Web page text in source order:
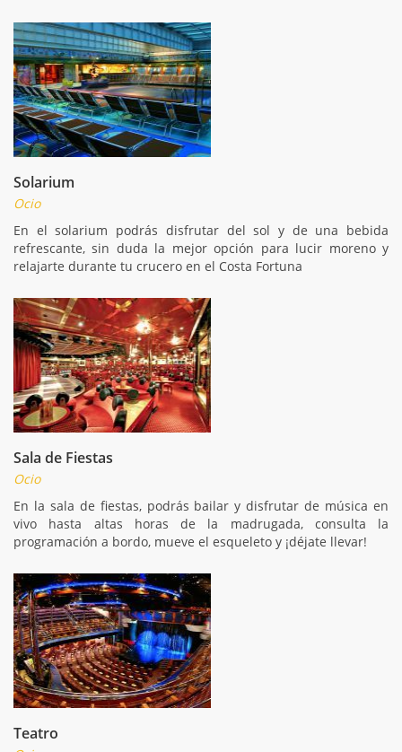
Solarium
Ocio
En el solarium podrás disfrutar del sol y de una bebida
refrescante, sin duda la mejor opción para lucir moreno y
relajarte durante tu crucero en el Costa Fortuna
Sala de Fiestas
Ocio
En la sala de fiestas, podrás bailar y disfrutar de música en
vivo hasta altas horas de la madrugada, consulta la
programación a bordo, mueve el esqueleto y ¡déjate llevar!
Teatro